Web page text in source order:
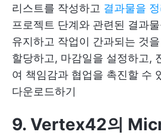
리스트를 작성하고 결과물을
프로젝트 단계와 관련된 결과
유지하고 작업이 간과되는 것
할당하고, 마감일을 설정하고,
여 책임감과 협업을 촉진할 수
다운로드하기
9. Vertex42의